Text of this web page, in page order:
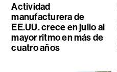
Actividad
manufacturera de
EE.UU. crece en julio al
mayor ritmo en más de
cuatro años